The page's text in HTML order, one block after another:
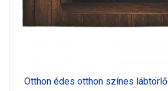
Otthon édes otthon színes